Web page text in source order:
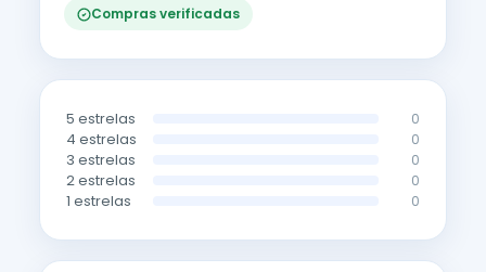
Compras verificadas
5 estrelas 0
4 estrelas 0
3 estrelas 0
2 estrelas 0
1 estrelas 0